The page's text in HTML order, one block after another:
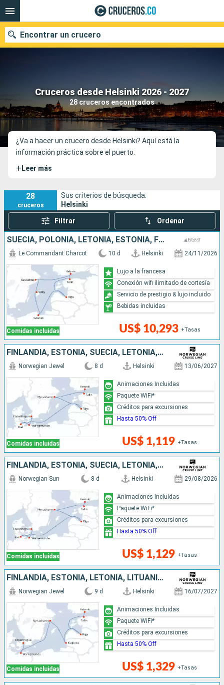
Cruceros desde Helsinki 2026 - 2027
28 cruceros encontrados
Encontrar un crucero
Fecha de salida
Buscar
¿Va a hacer un crucero desde Helsinki? Aquí está la
información práctica sobre el puerto.
+ Leer más
28
cruceros
Sus criterios de búsqueda:
Helsinki
Filtrar Ordenar
SUECIA, POLONIA, LETONIA, ESTONIA, FINLANDIA
Comidas incluidas
Le Commandant Charcot 10 d Helsinki 24/11/2026
US$ 10,293 +Tasas
Lujo a la francesa
Conexión wifi ilimitado de cortesía
Servicio de prestigio & lujo incluido
Bebidas incluidas
FINLANDIA, ESTONIA, SUECIA, LETONIA, ALEMANIA, DINAMARCA
Comidas incluidas
Norwegian Jewel 8 d Helsinki 13/06/2027
US$ 1,119 +Tasas
Animaciones Incluidas
Paquete WiFi*
Créditos para excursiones
Hasta 50% Off
FINLANDIA, ESTONIA, SUECIA, LETONIA, ALEMANIA, DINAMARCA
Comidas incluidas
Norwegian Sun 8 d Helsinki 29/08/2026
US$ 1,129 +Tasas
Animaciones Incluidas
Paquete WiFi*
Créditos para excursiones
Hasta 50% Off
FINLANDIA, ESTONIA, LETONIA, LITUANIA, SUECIA, ALEMANIA, DINAMARCA
Comidas incluidas
Norwegian Jewel 9 d Helsinki 16/07/2027
US$ 1,329 +Tasas
Animaciones Incluidas
Paquete WiFi*
Créditos para excursiones
Hasta 50% Off